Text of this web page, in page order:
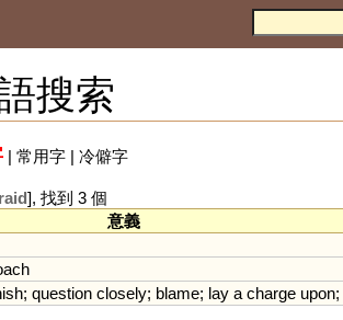
搜索
| 常用字| 冷僻字
], 找到 3 個
意義
; question closely; blame; lay a charge upon;